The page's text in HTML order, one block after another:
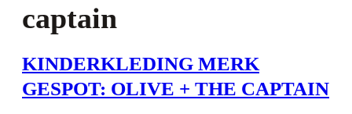
captain
KINDERKLEDING MERK
GESPOT: OLIVE + THE CAPTAIN